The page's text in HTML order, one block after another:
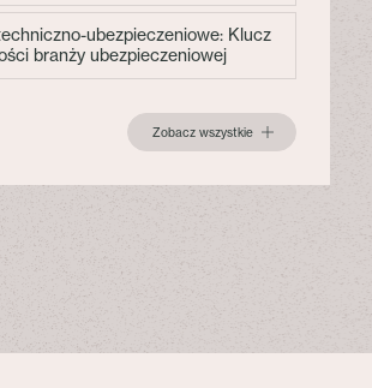
ubezpieczeniowe: Klucz
branży ubezpieczeniowej
Zobacz wszystkie